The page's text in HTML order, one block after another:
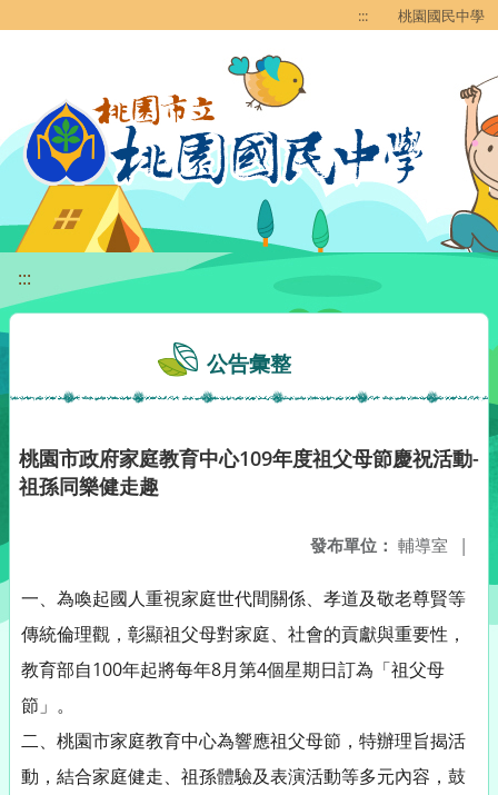
::: 桃園國民中學
:::
公告彙整
桃園市政府家庭教育中心109年度祖父母節慶祝活動-
祖孫同樂健走趣
發布單位： 輔導室 |
一、為喚起國人重視家庭世代間關係、孝道及敬老尊賢等
傳統倫理觀，彰顯祖父母對家庭、社會的貢獻與重要性，
教育部自100年起將每年8月第4個星期日訂為「祖父母
節」。
二、桃園市家庭教育中心為響應祖父母節，特辦理旨揭活
動，結合家庭健走、祖孫體驗及表演活動等多元內容，鼓